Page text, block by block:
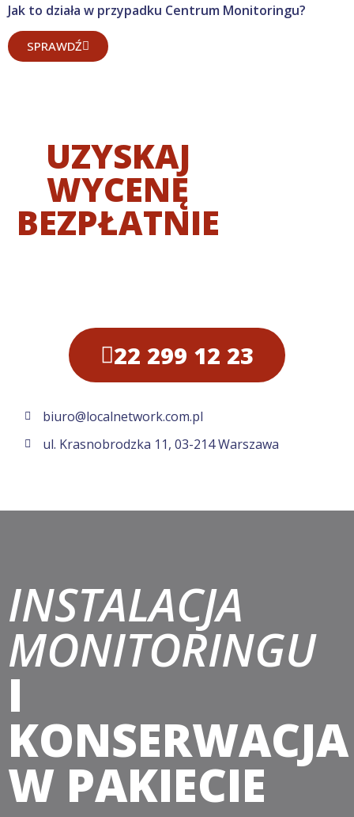
Jak to działa w przypadku Centrum Monitoringu?
SPRAWDŹ
UZYSKAJ
WYCENĘ
BEZPŁATNIE
22 299 12 23
biuro@localnetwork.com.pl
ul. Krasnobrodzka 11, 03-214 Warszawa
INSTALACJA
MONITORINGU
I
KONSERWACJA
W PAKIECIE